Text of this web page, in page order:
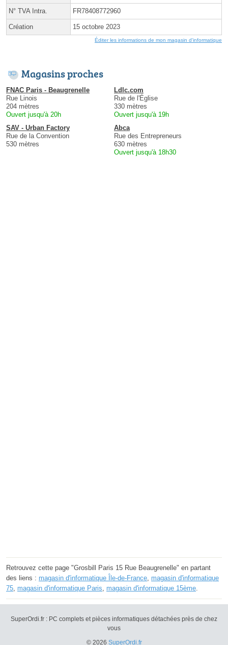
N° TVA Intra. FR78408772960
Création 15 octobre 2023
Éditer les informations de mon magasin d'informatique
Magasins proches
FNAC Paris - Beaugrenelle
Rue Linois
204 mètres
Ouvert jusqu'à 20h
Ldlc.com
Rue de l'Église
330 mètres
Ouvert jusqu'à 19h
SAV - Urban Factory
Rue de la Convention
530 mètres
Abca
Rue des Entrepreneurs
630 mètres
Ouvert jusqu'à 18h30
Retrouvez cette page "Grosbill Paris 15 Rue Beaugrenelle" en partant
des liens : magasin d'informatique Île-de-France, magasin d'informatique
75, magasin d'informatique Paris, magasin d'informatique 15ème.
SuperOrdi.fr : PC complets et pièces informatiques détachées près de chez
vous
© 2026 SuperOrdi.fr